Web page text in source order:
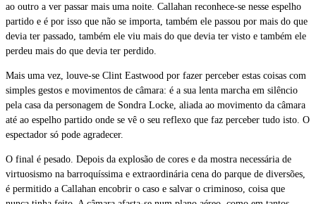
ao outro a ver passar mais uma noite. Callahan reconhece-se nesse espelho
partido e é por isso que não se importa, também ele passou por mais do que
devia ter passado, também ele viu mais do que devia ter visto e também ele
perdeu mais do que devia ter perdido.
Mais uma vez, louve-se Clint Eastwood por fazer perceber estas coisas com
simples gestos e movimentos de câmara: é a sua lenta marcha em silêncio
pela casa da personagem de Sondra Locke, aliada ao movimento da câmara
até ao espelho partido onde se vê o seu reflexo que faz perceber tudo isto. O
espectador só pode agradecer.
O final é pesado. Depois da explosão de cores e da mostra necessária de
virtuosismo na barroquíssima e extraordinária cena do parque de diversões,
é permitido a Callahan encobrir o caso e salvar o criminoso, coisa que